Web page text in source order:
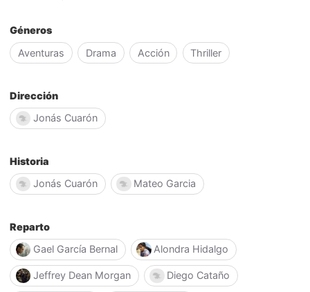
Géneros
Aventuras
Drama Acción Thriller
Dirección
Jonás Cuarón
Historia
Jonás Cuarón
Mateo Garcia
Reparto
Gael García Bernal
Alondra Hidalgo
Jeffrey Dean Morgan Diego Cataño